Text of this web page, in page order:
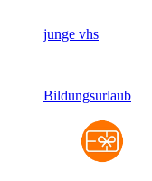
junge vhs
Bildungsurlaub